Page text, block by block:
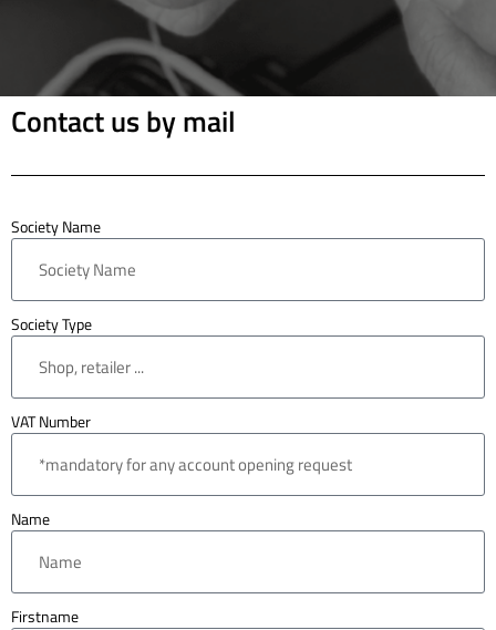
Contact us by mail
Society Name
Society Type
VAT Number
Name
Firstname